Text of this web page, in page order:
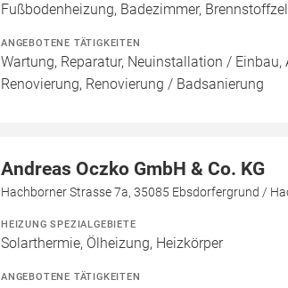
Fußbodenheizung, Badezimmer,
ANGEBOTENE TÄTIGKEITEN
Wartung, Reparatur, Neuinstallation /
Renovierung, Renovierung / Badsanierung
Andreas Oczko GmbH & Co. KG
Hachborner Strasse 7a, 35085 Ebsdorfergrund /
HEIZUNG SPEZIALGEBIETE
Solarthermie, Ölheizung, Heizkörper
ANGEBOTENE TÄTIGKEITEN